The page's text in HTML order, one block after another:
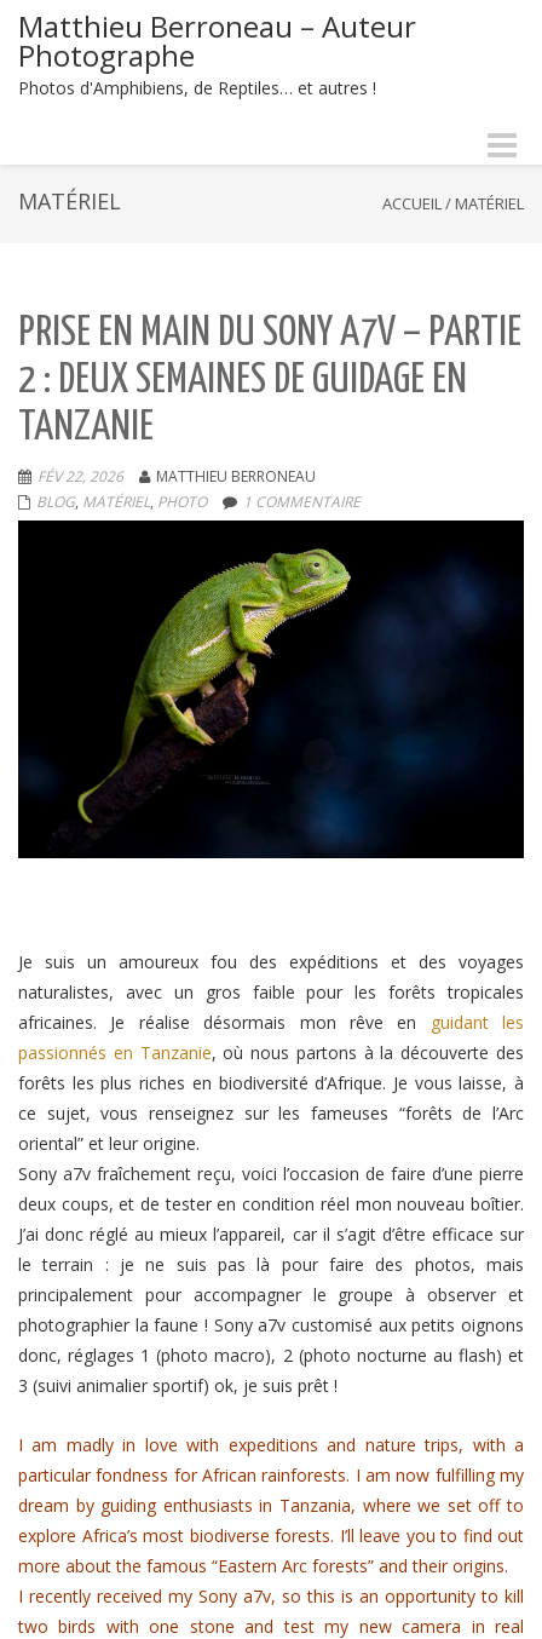
Matthieu Berroneau – Auteur
Photographe
Photos d'Amphibiens, de Reptiles… et autres !
-
MATÉRIEL ACCUEIL/ MATÉRIEL
PRISE EN MAIN DU SONY A7V – PARTIE
2 : DEUX SEMAINES DE GUIDAGE EN
TANZANIE
FÉV 22, 2026
MATTHIEU BERRONEAU
BLOG, MATÉRIEL, PHOTO 1 COMMENTAIRE
Je suis un amoureux fou des expéditions et des voyages
naturalistes, avec un gros faible pour les forêts tropicales
africaines. Je réalise désormais mon rêve en guidant les
passionnés en Tanzanie, où nous partons à la découverte des
forêts les plus riches en biodiversité d’Afrique. Je vous laisse, à
ce sujet, vous renseignez sur les fameuses “forêts de l’Arc
oriental” et leur origine.
Sony a7v fraîchement reçu, voici l’occasion de faire d’une pierre
deux coups, et de tester en condition réel mon nouveau boîtier.
J’ai donc réglé au mieux l’appareil, car il s’agit d’être efficace sur
le terrain : je ne suis pas là pour faire des photos, mais
principalement pour accompagner le groupe à observer et
photographier la faune ! Sony a7v customisé aux petits oignons
donc, réglages 1 (photo macro), 2 (photo nocturne au flash) et
3 (suivi animalier sportif) ok, je suis prêt !
I am madly in love with expeditions and nature trips, with a
particular fondness for African rainforests. I am now fulfilling my
dream by guiding enthusiasts in Tanzania, where we set off to
explore Africa’s most biodiverse forests. I’ll leave you to find out
more about the famous “Eastern Arc forests” and their origins.
I recently received my Sony a7v, so this is an opportunity to kill
two birds with one stone and test my new camera in real